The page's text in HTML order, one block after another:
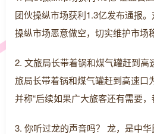
团伙操纵市场获利1.3亿发布通报
操纵市场恶意做空，切实维护市场
2. 文旅局长带着锅和煤气罐赶到高
旅局长带着锅和煤气罐赶到高速口
并称“后续如果广大旅客还有需要，
3. 你听过龙的声音吗？ 龙，是中华